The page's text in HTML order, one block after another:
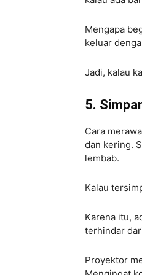
Mengapa
keluar
Jadi, kalau
5.
Cara
dan kering.
lembab.
Kalau
Karena itu,
terhindar
Proyektor